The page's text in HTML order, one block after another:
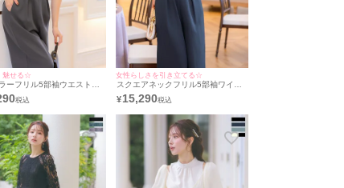
魅せる☆
ーフリル5部袖ウエスト切
パンツ結婚式パーティード
レティカ]
女性らしさを引き立てる☆
スクエアネックフリル5部袖ワイド
パンツ結婚式パーティードレス
[Retica/レティカ]
¥15,290